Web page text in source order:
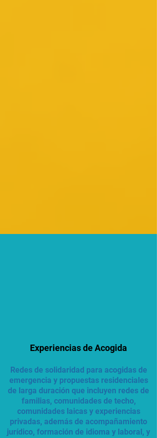
Experiencias de Acogida
Redes de solidaridad para acogidas de
emergencia y propuestas residenciales
de larga duración que incluyen redes de
familias, comunidades de techo,
comunidades laicas y experiencias
privadas, además de acompañamiento
jurídico, formación de idioma y laboral, y